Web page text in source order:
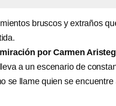
bruscos y extraños
por Carmen
a un escenario de
se llame quien se encuentre